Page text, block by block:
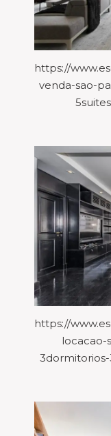
https://
venda-sao-
https://
locacao-
3dormitorios-